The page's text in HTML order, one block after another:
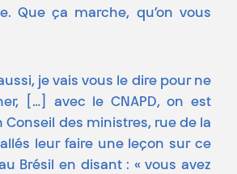
Que ça marche, qu’on vous
je vais vous le dire pour ne
[…] avec le CNAPD, on est
Conseil des ministres, rue de la
leur faire une leçon sur ce
Brésil en disant : « vous avez